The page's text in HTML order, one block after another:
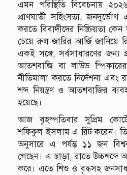
এমন পরিস্থিতি বিবেচনায়
প্রাণঘাতী সহিংসতা, জনদুর্ভোগ
করতে বিবাদীদের নিষ্ক্রিয়তা
চেয়ে রুল জারির আর্জি জানিয়ে
একই সঙ্গে, সর্বসাধারণের জন্য
আতশবাজি বা লাউড স্পিকারের
নীতিমালা করতে নির্দেশনা
শব্দ নিয়ন্ত্রণ ও আতশবাজির
হয়েছে।
আজ বৃহস্পতিবার সুপ্রিম
শফিকুল ইসলাম এ রিট করেন।
অনুসারে এ পর্যন্ত ১১ জন
গেছেন। এ ছাড়া, রাতে
করে। এতে শিশু ও বৃদ্ধসহ